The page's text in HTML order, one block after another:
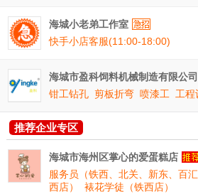
海城小老弟工作室
快手小店客服(11:00-18:00)
海城市盈科饲料机械制造有限公司
钳工钻孔 剪板折弯 喷漆工 工程
推荐企业专区
海城市海州区掌心的爱蛋糕店
服务员（铁西、北关、新东、百汇
西店）
裱花学徒（铁西店）